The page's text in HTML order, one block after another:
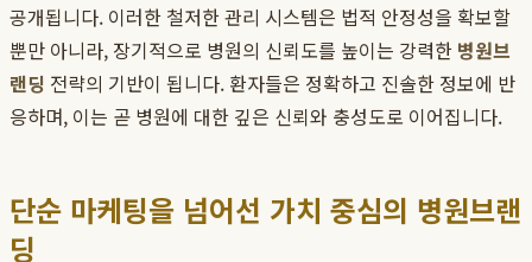
공개됩니다. 이러한 철저한 관리 시스템은 법적 안정성을 확보할
뿐만 아니라, 장기적으로 병원의 신뢰도를 높이는 강력한 병원브
랜딩 전략의 기반이 됩니다. 환자들은 정확하고 진솔한 정보에 반
응하며, 이는 곧 병원에 대한 깊은 신뢰와 충성도로 이어집니다.
단순 마케팅을 넘어선 가치 중심의 병원브랜
딩